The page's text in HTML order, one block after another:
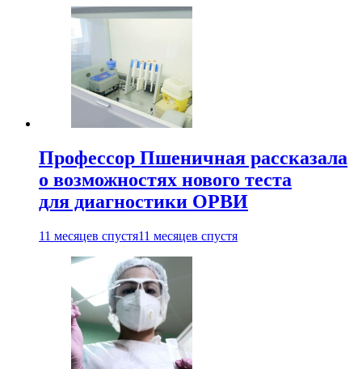
Профессор Пшеничная рассказала
о возможностях нового теста
для диагностики ОРВИ
11 месяцев спустя11 месяцев спустя